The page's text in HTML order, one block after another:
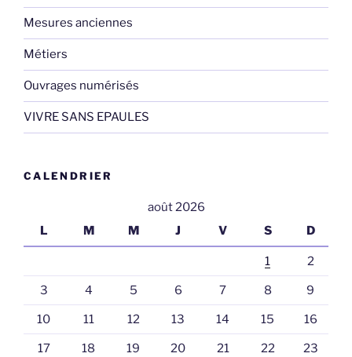
Mesures anciennes
Métiers
Ouvrages numérisés
VIVRE SANS EPAULES
CALENDRIER
août 2026
L
M M J V S D
1 2
3 4 5 6 7 8 9
10 11 12 13 14 15 16
17 18 19 20 21 22 23